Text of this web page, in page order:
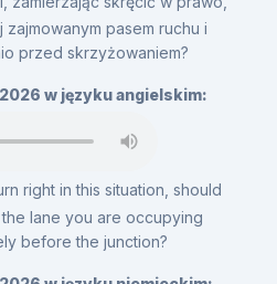
pasem ruchu i
przed skrzyżowaniem?
w języku angielskim:
right in this situation, should
lane you are occupying
before the junction?